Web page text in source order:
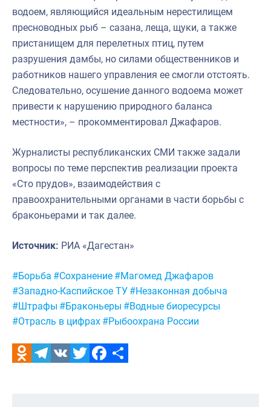
водоем, являющийся идеальным нерестилищем
пресноводных рыб – сазана, леща, щуки, а также
пристанищем для перелетных птиц, путем
разрушения дамбы, но силами общественников и
работников нашего управления ее смогли отстоять.
Следовательно, осушение данного водоема может
привести к нарушению природного баланса
местности», – прокомментировал Джафаров.
Журналисты республиканских СМИ также задали
вопросы по теме перспектив реализации проекта
«Сто прудов», взаимодействия с
правоохранительными органами в части борьбы с
браконьерами и так далее.
Источник: РИА «Дагестан»
Метки:
#Борьба #Сохранение #Магомед Джафаров
#Западно-Каспийское ТУ #Незаконная добыча
#Штрафы #Браконьеры #Водные биоресурсы
#Отрасль в цифрах #Рыбоохрана России